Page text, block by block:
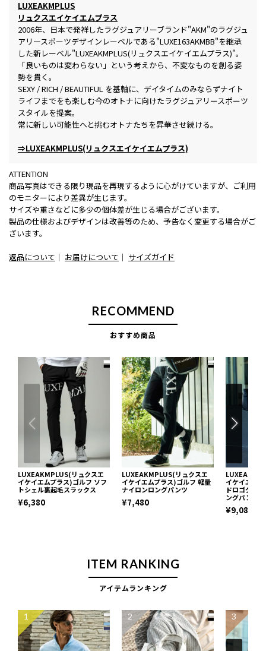
LUXEAKMPLUS
リュクスエイケイエムプラス
2006年、日本で発祥したラグジュアリーブランド"AKM"のラグジュ
アリースポーツデザインレーベルである"LUXE163AKMBB"を継承
した新レーベル"LUXEAKMPLUS(リュクスエイケイエムプラス)"。
「良いものは変わらない」という考えから、不変なものを創る姿
勢を貫く。
SEXY / RICH / BEAUTIFUL を基軸に、デイタイムのみならずナイト
ライフまでをも楽しむ今のオトナに向けたラグジュアリースポーツ
スタイルを提案。
常に新しい可能性へと挑むオトナたちを昇華させ続ける。
⇒LUXEAKMPLUS(リュクスエイケイエムプラス)
ATTENTION
商品写真はできる限り現品を再現するように心がけていますが、ご利用
のモニターにより差異が生じます。
サイズや重さなどに多少の個体差が生じる場合がございます。
製品の仕様およびデザインは改善等のため、予告なく変更する場合がご
ざいます。
返品について ｜ お届けについて ｜ サイズガイド
RECOMMEND
おすすめ商品
LUXEAKMPLUS(リュクスエ
イケイエムプラス)ゴルフ ソフ
トシェル裏起毛スラックス
¥6,380
LUXEAKMPLUS(リュクスエ
イケイエムプラス)ゴルフ 軽量
ナイロンロングパンツ
¥7,480
イケイエム
ドロゴグラ
ングパンツ
¥9,086
ITEM RANKING
アイテムランキング
1 2 3